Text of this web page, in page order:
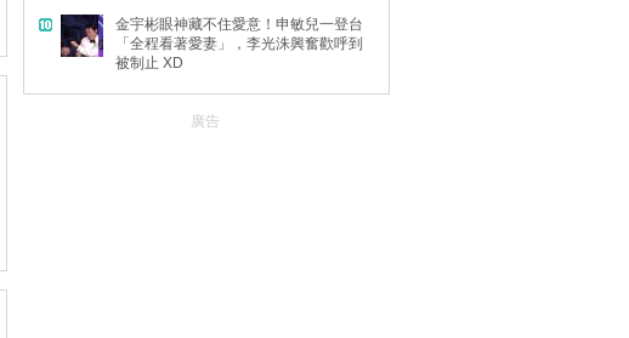
金宇彬眼神藏不住愛意！申敏兒一登台
「全程看著愛妻」，李光洙興奮歡呼到
被制止 XD
廣告